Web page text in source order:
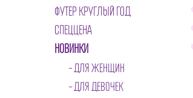
ФУТЕР КРУГЛЫЙ ГОД
СПЕЦЦЕНА
НОВИНКИ
ДЛЯ ЖЕНЩИН
ДЛЯ ДЕВОЧЕК